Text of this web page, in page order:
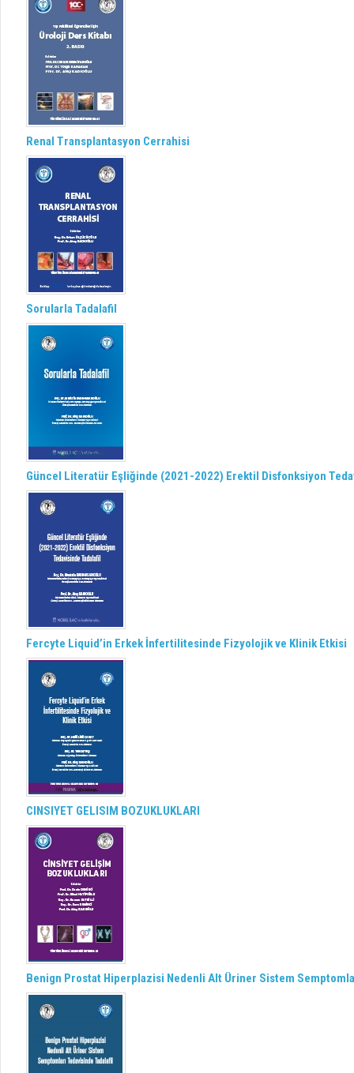
Renal Transplantasyon Cerrahisi
Sorularla Tadalafil
Güncel Literatür Eşliğinde (2021-2022) Erektil Disfonksiyon
Fercyte Liquid’in Erkek İnfertilitesinde Fizyolojik ve Klinik Etkisi
CINSIYET GELISIM BOZUKLUKLARI
Benign Prostat Hiperplazisi Nedenli Alt Üriner Sistem